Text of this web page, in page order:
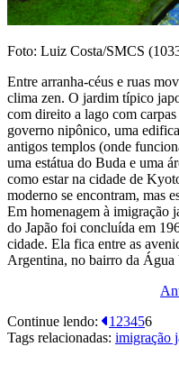
Foto: Luiz Costa/SMCS
Entre arranha-céus e ruas
clima zen. O jardim típico
com direito a lago com
governo nipônico, uma
antigos templos (onde
uma estátua do Buda e uma
como estar na cidade de
moderno se encontram, mas
Em homenagem à imigração
do Japão foi concluída em
cidade. Ela fica entre as
Argentina, no bairro da Água
Continue lendo:
1 23456
Tags relacionadas: imigração